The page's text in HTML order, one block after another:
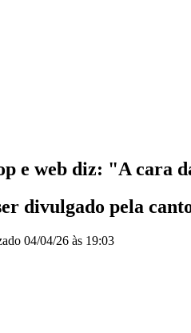
e web diz: "A cara
divulgado pela
04/04/26 às 19:03